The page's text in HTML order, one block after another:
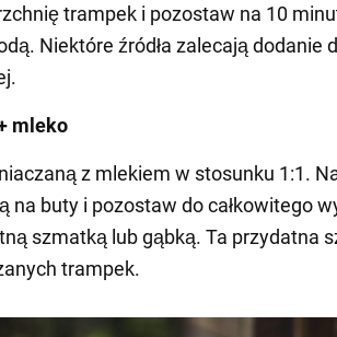
trampek i pozostaw na 10
Niektóre źródła zalecają dodanie
mleko
z mlekiem w stosunku 1:1.
na buty i pozostaw do całkowitego
szmatką lub gąbką. Ta przydatna
trampek.